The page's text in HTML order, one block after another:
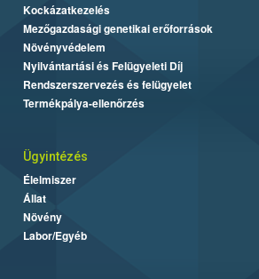
Kockázatkezelés
Mezőgazdasági genetikai erőforrások
Növényvédelem
Nyilvántartási és Felügyeleti Díj
Rendszerszervezés és felügyelet
Termékpálya-ellenőrzés
Ügyintézés
Élelmiszer
Állat
Növény
Labor/Egyéb